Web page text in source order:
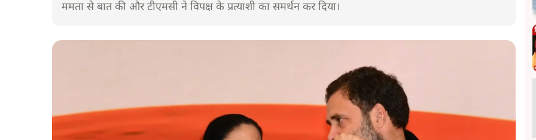
ममता से बात की और टीएमसी ने विपक्ष के प्रत्याशी का समर्थन कर दिया।